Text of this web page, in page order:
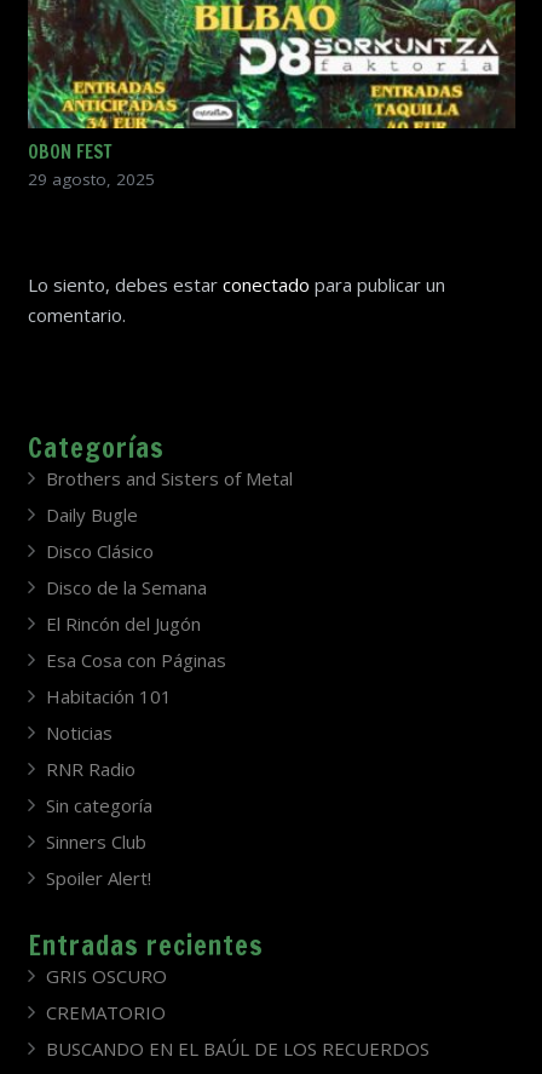
OBON FEST
29 agosto, 2025
Lo siento, debes estar conectado para publicar un
comentario.
Categorías
Brothers and Sisters of Metal
Daily Bugle
Disco Clásico
Disco de la Semana
El Rincón del Jugón
Esa Cosa con Páginas
Habitación 101
Noticias
RNR Radio
Sin categoría
Sinners Club
Spoiler Alert!
Entradas recientes
GRIS OSCURO
CREMATORIO
BUSCANDO EN EL BAÚL DE LOS RECUERDOS